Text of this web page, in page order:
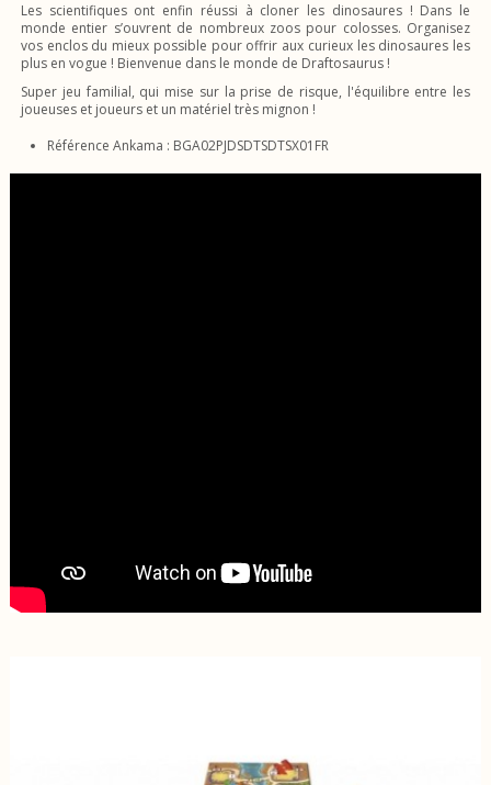
Les scientifiques ont enfin réussi à cloner les dinosaures ! Dans le
monde entier s’ouvrent de nombreux zoos pour colosses. Organisez
vos enclos du mieux possible pour offrir aux curieux les dinosaures les
plus en vogue ! Bienvenue dans le monde de Draftosaurus !
Super jeu familial, qui mise sur la prise de risque, l'équilibre entre les
joueuses et joueurs et un matériel très mignon !
Référence Ankama : BGA02PJDSDTSDTSX01FR